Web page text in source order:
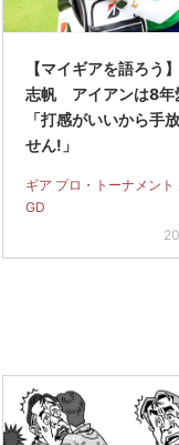
【マイギアを語ろう
志帆 アイアンは8年
「打感がいいから手
せん!」
ギア プロ・トーナメント
GD